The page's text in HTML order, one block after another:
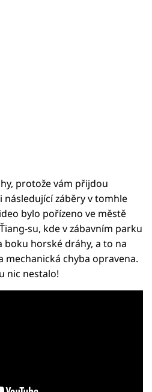
protože vám přijdou
následující záběry v tomhle
bylo pořízeno ve městě
su, kde v zábavním parku
horské dráhy, a to na
mechanická chyba opravena.
nic nestalo!